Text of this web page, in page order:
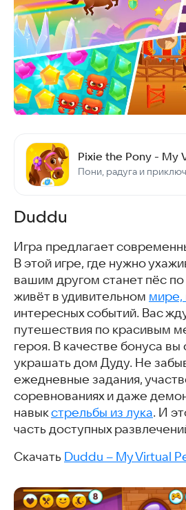
Пони, радуга и
Duddu
Игра предлагает
В этой игре, где нужно
вашим другом станет пёс
живёт в удивительном мире,
интересных событий. Вас
путешествия по красивым
героя. В качестве бонуса
украшать дом Дуду. Не
ежедневные задания,
соревнованиях и даже
навыкстрельбы из лука. И
часть доступных
Скачать Duddu – My Virtual